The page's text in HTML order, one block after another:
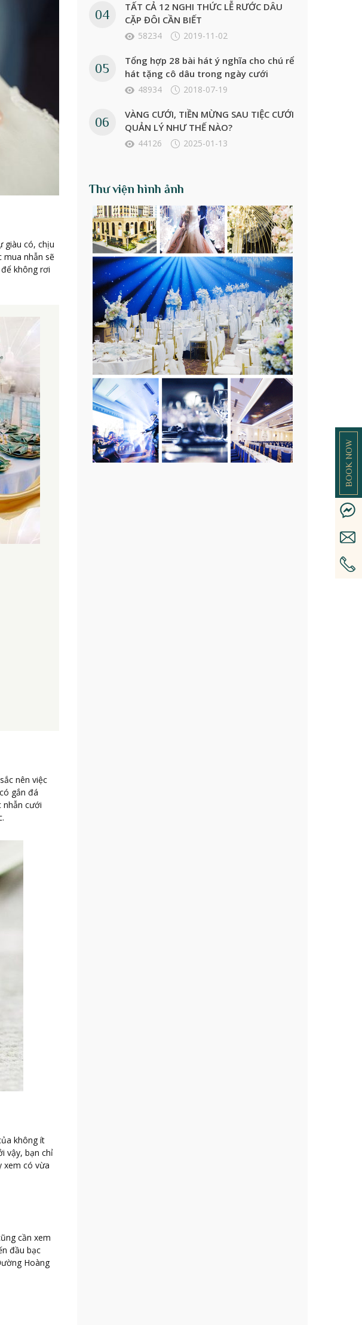
giàu có, chịu
mua nhẫn sẽ
không rơi
nên việc
gắn đá
nhẫn cưới
không ít
vậy, bạn chỉ
xem có vừa
cần xem
đầu bạc
Hoàng
TẤT CẢ 12 NGHI THỨC LỄ RƯỚC DÂU
CẶP ĐÔI CẦN BIẾT
58234 2019-11-02
Tổng hợp 28 bài hát ý nghĩa cho chú rể
hát tặng cô dâu trong ngày cưới
48934 2018-07-19
VÀNG CƯỚI, TIỀN MỪNG SAU TIỆC CƯỚI
QUẢN LÝ NHƯ THẾ NÀO?
44126 2025-01-13
Thư viện hình ảnh
BOOK NOW